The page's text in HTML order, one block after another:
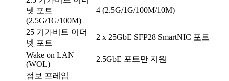
넷 포트
(2.5G/1G/100M)
4 (2.5G/1G/100M/10M)
25 기가비트 이더
넷 포트
2 x 25GbE SFP28 SmartNIC 포트
Wake on LAN
(WOL)
2.5GbE 포트만 지원
점보 프레임